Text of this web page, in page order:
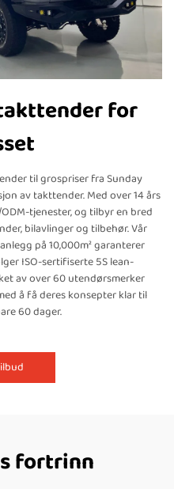
for
til grospriser fra Sunday
av takttender. Med over 14 års
tjenester, og tilbyr en bred
bilavlinger og tilbehør. Vår
på 10,000m² garanterer
ISO-sertifiserte 5S lean-
av over 60 utendørsmerker
å få deres konsepter klar til
60 dager.
fortrinn